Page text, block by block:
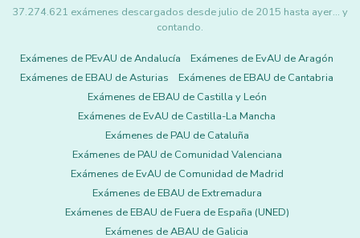
37.274.621 exámenes descargados desde julio de 2015 hasta ayer... y
contando.
Exámenes de PEvAU de Andalucía
Exámenes de EvAU de Aragón
Exámenes de EBAU de Asturias
Exámenes de EBAU de Cantabria
Exámenes de EBAU de Castilla y León
Exámenes de EvAU de Castilla-La Mancha
Exámenes de PAU de Cataluña
Exámenes de PAU de Comunidad Valenciana
Exámenes de EvAU de Comunidad de Madrid
Exámenes de EBAU de Extremadura
Exámenes de EBAU de Fuera de España (UNED)
Exámenes de ABAU de Galicia